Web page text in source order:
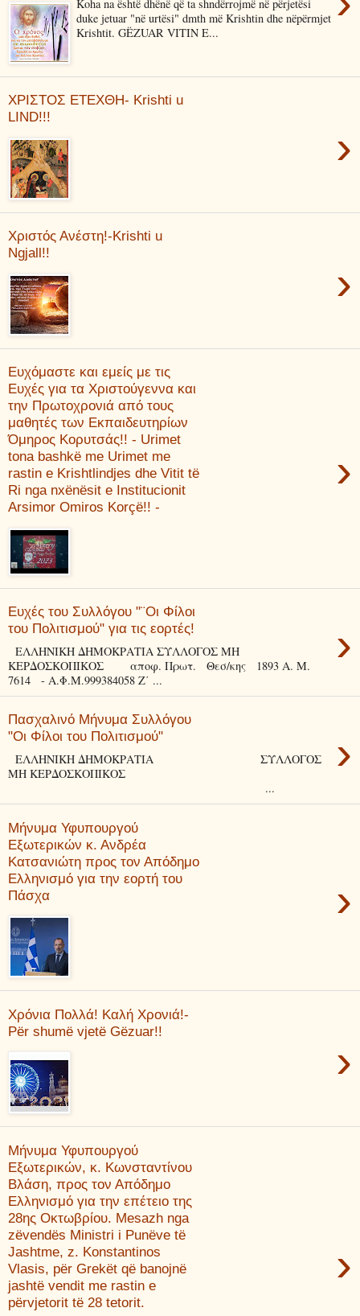
Koha na është dhënë që ta shndërrojmë në përjetësi
duke jetuar "në urtësi" dmth më Krishtin dhe nëpërmjet
Krishtit. GËZUAR VITIN E...
ΧΡΙΣΤΟΣ ΕΤΕΧΘΗ- Krishti u
LIND!!!
›
Χριστός Ανέστη!-Krishti u
Ngjall!!
›
Ευχόμαστε και εμείς με τις
Ευχές για τα Χριστούγεννα και
την Πρωτοχρονιά από τους
μαθητές των Εκπαιδευτηρίων
Όμηρος Κορυτσάς!! - Urimet
tona bashkë me Urimet me
rastin e Krishtlindjes dhe Vitit të
Ri nga nxënësit e Institucionit
Arsimor Omiros Korçë!! -
›
Ευχές του Συλλόγου "¨Οι Φίλοι
του Πολιτισμού" για τις εορτές!
›
ΕΛΛΗΝΙΚΗ ΔΗΜΟΚΡΑΤΙΑ ΣΥΛΛΟΓΟΣ ΜΗ
ΚΕΡΔΟΣΚΟΠΙΚΟΣ αποφ. Πρωτ. Θεσ/κης 1893 Α. Μ.
7614 - Α.Φ.Μ.999384058 Ζ΄ ...
Πασχαλινό Μήνυμα Συλλόγου
"Οι Φίλοι του Πολιτισμού"
›
ΕΛΛΗΝΙΚΗ ΔΗΜΟΚΡΑΤΙΑ ΣΥΛΛΟΓΟΣ
ΜΗ ΚΕΡΔΟΣΚΟΠΙΚΟΣ
...
Μήνυμα Υφυπουργού
Εξωτερικών κ. Ανδρέα
Κατσανιώτη προς τον Απόδημο
Ελληνισμό για την εορτή του
Πάσχα
›
Χρόνια Πολλά! Καλή Χρονιά!-
Për shumë vjetë Gëzuar!!
›
Μήνυμα Υφυπουργού
Εξωτερικών, κ. Κωνσταντίνου
Βλάση, προς τον Απόδημο
Ελληνισμό για την επέτειο της
28ης Οκτωβρίου. Mesazh nga
zëvendës Ministri i Punëve të
Jashtme, z. Konstantinos
Vlasis, për Grekët që banojnë
jashtë vendit me rastin e
përvjetorit të 28 tetorit.
›